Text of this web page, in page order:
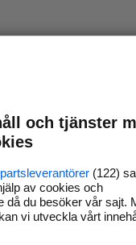
och tjänster
(122)
av cookies och
då du besöker vår sajt.
vi utveckla vårt